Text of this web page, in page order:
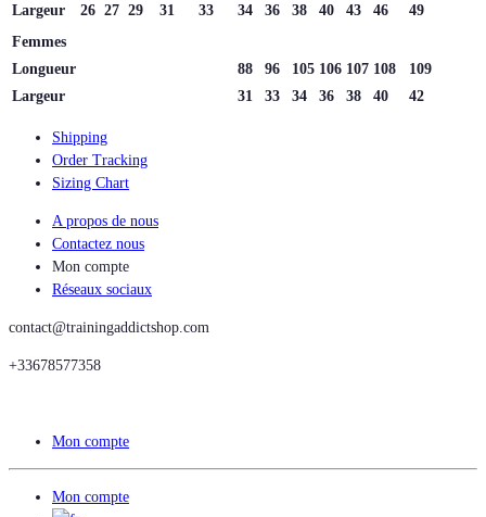
Largeur
26 27 29 31 33 34 36 38 40 43 46
49
Femmes
Longueur
88 96 105 106 107 108
109
Largeur
31 33 34 36 38 40 42
Shipping
Order Tracking
Sizing Chart
A propos de nous
Contactez nous
Mon compte
Réseaux sociaux
contact@trainingaddictshop.com
+33678577358
Mon compte
Mon compte